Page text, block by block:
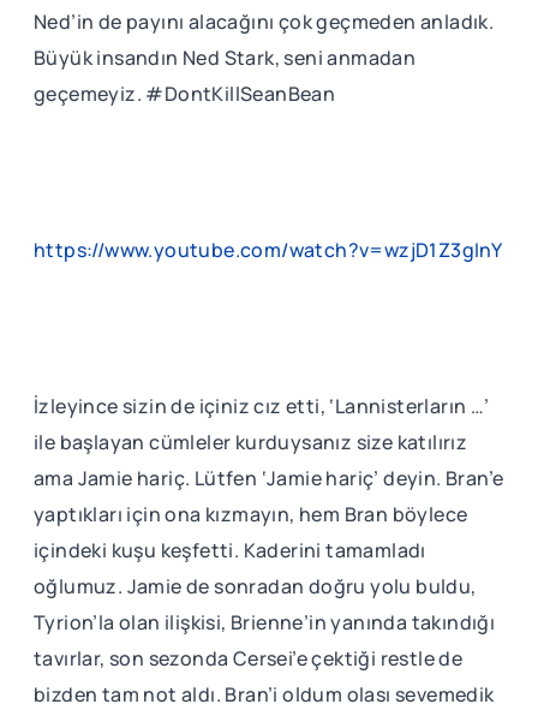
Ned’in de payını alacağını çok geçmeden anladık.
Büyük insandın Ned Stark, seni anmadan
geçemeyiz. #DontKillSeanBean
https://www.youtube.com/watch?v=wzjD1Z3gInY
İzleyince sizin de içiniz cız etti, ‘Lannisterların …’
ile başlayan cümleler kurduysanız size katılırız
ama Jamie hariç. Lütfen ‘Jamie hariç’ deyin. Bran’e
yaptıkları için ona kızmayın, hem Bran böylece
içindeki kuşu keşfetti. Kaderini tamamladı
oğlumuz. Jamie de sonradan doğru yolu buldu,
Tyrion’la olan ilişkisi, Brienne’in yanında takındığı
tavırlar, son sezonda Cersei’e çektiği restle de
bizden tam not aldı. Bran’i oldum olası sevemedik